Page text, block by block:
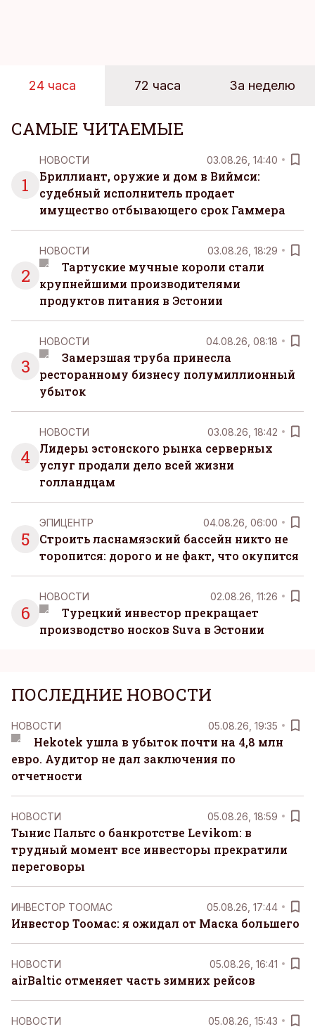
организовывать, планировать и за все отвечать
24 часа 72 часа За неделю
САМЫЕ ЧИТАЕМЫЕ
1
НОВОСТИ 03.08.26, 14:40
Бриллиант, оружие и дом в Виймси:
судебный исполнитель продает
имущество отбывающего срок Гаммера
2
НОВОСТИ 03.08.26, 18:29
Тартуские мучные короли стали
крупнейшими производителями
продуктов питания в Эстонии
3
НОВОСТИ 04.08.26, 08:18
Замерзшая труба принесла
ресторанному бизнесу полумиллионный
убыток
4
НОВОСТИ 03.08.26, 18:42
Лидеры эстонского рынка серверных
услуг продали дело всей жизни
голландцам
5
ЭПИЦЕНТР 04.08.26, 06:00
Строить ласнамяэский бассейн никто не
торопится: дорого и не факт, что окупится
6
НОВОСТИ 02.08.26, 11:26
Турецкий инвестор прекращает
производство носков Suva в Эстонии
ПОСЛЕДНИЕ НОВОСТИ
НОВОСТИ 05.08.26, 19:35
Hekotek ушла в убыток почти на 4,8 млн
евро. Аудитор не дал заключения по
отчетности
НОВОСТИ 05.08.26, 18:59
Тынис Пальтс о банкротстве Levikom: в
трудный момент все инвесторы прекратили
переговоры
ИНВЕСТОР ТООМАС 05.08.26, 17:44
Инвестор Тоомас: я ожидал от Маска большего
НОВОСТИ 05.08.26, 16:41
airBaltic отменяет часть зимних рейсов
НОВОСТИ 05.08.26, 15:43